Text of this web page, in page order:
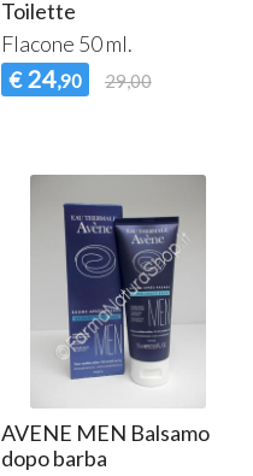
Toilette
Flacone 50 ml.
€ 24,90 29,00
AVENE MEN Balsamo
dopo barba